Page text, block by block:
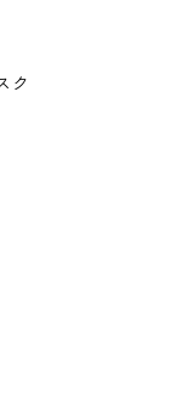
ク